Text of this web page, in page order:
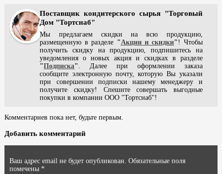
Поставщик кондитерского сырья "Торговый
Дом "Тортснаб"
Мы предлагаем скидки на всю продукцию,
размещенную в разделе "Акции и скидки"! Чтобы
получить скидку на продукцию, подпишитесь на
уведомления о новых акция и скидках в разделе
"Подписка" . Далее при оформлении заказа
сообщите электронную почту, которую Вы указали
при совершении подписки нашему менеджеру и
получите скидку! Спешите совершать выгодные
покупки в компании ООО "Тортснаб"!
Комментариев пока нет, будьте первым.
Добавить комментарий
Ваш адрес email не будет опубликован. Обязательные поля
помечены *